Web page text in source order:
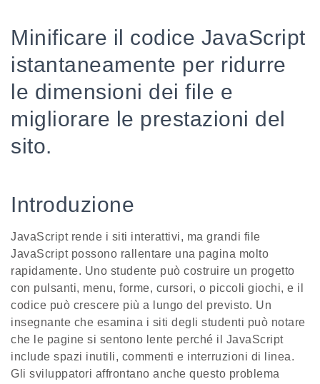
Minificare il codice JavaScript
istantaneamente per ridurre
le dimensioni dei file e
migliorare le prestazioni del
sito.
Introduzione
JavaScript rende i siti interattivi, ma grandi file
JavaScript possono rallentare una pagina molto
rapidamente. Uno studente può costruire un progetto
con pulsanti, menu, forme, cursori, o piccoli giochi, e il
codice può crescere più a lungo del previsto. Un
insegnante che esamina i siti degli studenti può notare
che le pagine si sentono lente perché il JavaScript
include spazi inutili, commenti e interruzioni di linea.
Gli sviluppatori affrontano anche questo problema